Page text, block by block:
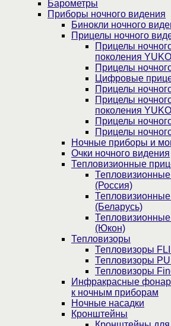
Барометры
Приборы ночного видения
Бинокли ночного
Прицелы ночного
Прицелы
поколения
Прицелы
Цифровые
Прицелы
Прицелы
поколения
Прицелы
Прицелы
Ночные приборы и
Очки ночного видения
Тепловизионные
(Россия)
(Беларусь)
(Юкон)
Тепловизоры
Тепловизоры
Тепловизоры
Тепловизоры
Инфракрасные
к ночным приборам
Ночные насадки
Кронштейны